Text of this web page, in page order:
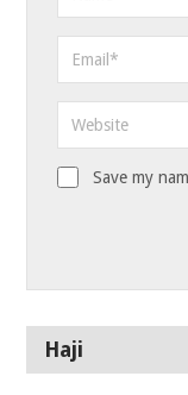
Save my
Haji